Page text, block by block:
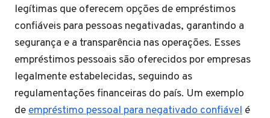
legítimas que oferecem opções de empréstimos
confiáveis para pessoas negativadas, garantindo a
segurança e a transparência nas operações. Esses
empréstimos pessoais são oferecidos por empresas
legalmente estabelecidas, seguindo as
regulamentações financeiras do país. Um exemplo
deempréstimo pessoal para negativado confiável é